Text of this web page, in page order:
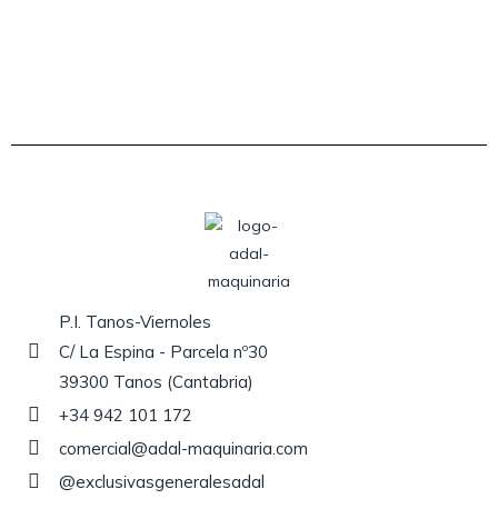
P.I. Tanos-Viernoles
C/ La Espina - Parcela nº30
39300 Tanos (Cantabria)
+34 942 101 172
comercial@adal-maquinaria.com
@exclusivasgeneralesadal